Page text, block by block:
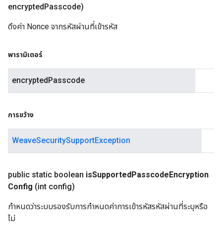
encryptedPasscode)
ดึงค่า Nonce จากรหัสผ่านที่เข้ารหัส
พารามิเตอร์
encryptedPasscode
การขว้าง
WeaveSecuritySupportException
public static boolean isSupportedPasscodeEncryption
Config (int config)
กำหนดว่าระบบรองรับการกำหนดค่าการเข้ารหัสรหัสผ่านที่ระบุหรือ
ไม่